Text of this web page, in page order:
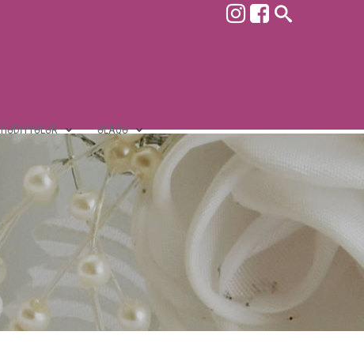
HƏDIYYƏLƏR ƏLAQƏ